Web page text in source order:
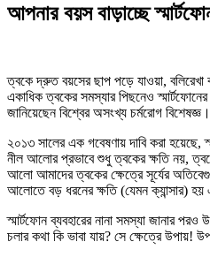
আপনার বয়স বাড়াচ্ছে
ত্বকে দ্রুত বয়সের ছাপ পড়ে যাওয়া,
একাধিক ত্বকের সমস্যার পিছনেও
জানিয়েছেন বিশ্বের অসংখ্য চর্মরোগ বিশেষজ্ঞ।
২০১৩ সালের এক গবেষণায় দাবি করা হয়েছে,
নীল আলোর প্রভাবে শুধু ত্বকের ক্ষতি নয়,
আলো আমাদের ত্বকের ক্ষেত্রে সূর্যের
আলোতে বড় ধরনের ক্ষতি (যেমন ক্যান্সার)
স্মার্টফোন ব্যবহারের নানা সমস্যা জানার
চলার কথা কি ভাবা যায়? সে ক্ষেত্রে উপায়!